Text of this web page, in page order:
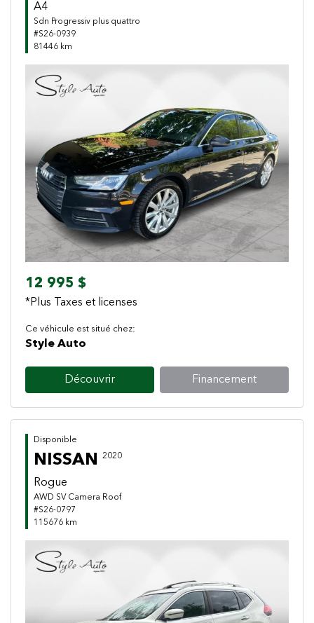
A4
Sdn Progressiv plus quattro
#S26-0939
81446 km
Previous Next
12 995 $
*Plus Taxes et licenses
Ce véhicule est situé chez:
Style Auto
Découvrir Financement
Disponible
NISSAN 2020
Rogue
AWD SV Camera Roof
#S26-0797
115676 km